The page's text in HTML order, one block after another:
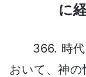
に
366. 時
おいて、神